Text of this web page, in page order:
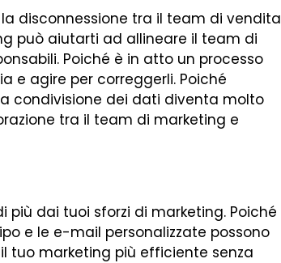
disconnessione tra il team di vendita
può aiutarti ad allineare il team di
Poiché è in atto un processo
e agire per correggerli. Poiché
condivisione dei dati diventa molto
tra il team di marketing e
dai tuoi sforzi di marketing. Poiché
e le e-mail personalizzate possono
tuo marketing più efficiente senza